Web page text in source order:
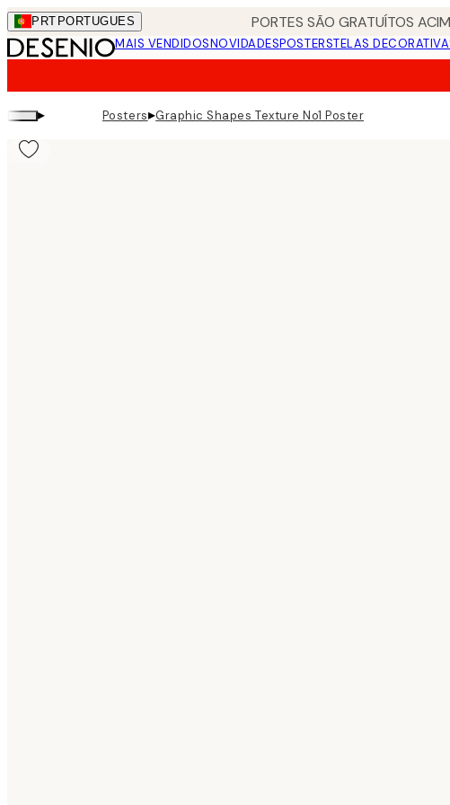
Skip
to
main
PRT PORTUGUES PORTES SÃO GRATUÍTOS
MAIS VENDIDOSNOVIDADESPOSTERSTELAS
▸ Posters▸Graphic Shapes Texture No1 Poster